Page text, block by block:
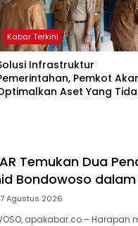
Kabar Terkini
Infrastruktur
Pemkot
Aset Yang
Temukan Dua
Bondowoso
7 Agustus 2026
apakabar.co –